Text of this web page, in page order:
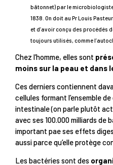
bâtonnet) par le
1838. On doit au Pr Louis
et d’avoir conçu des procédés
toujours utilisés, comme
Chez l’homme, elles sont
moins sur la peau et dans
Ces derniers contiennent
cellules formant l’ensemble
intestinale (on parle plutôt
avec ses 100.000 milliards de
important pae ses effets
aussi parce qu’elle protège
Les bactéries sont des